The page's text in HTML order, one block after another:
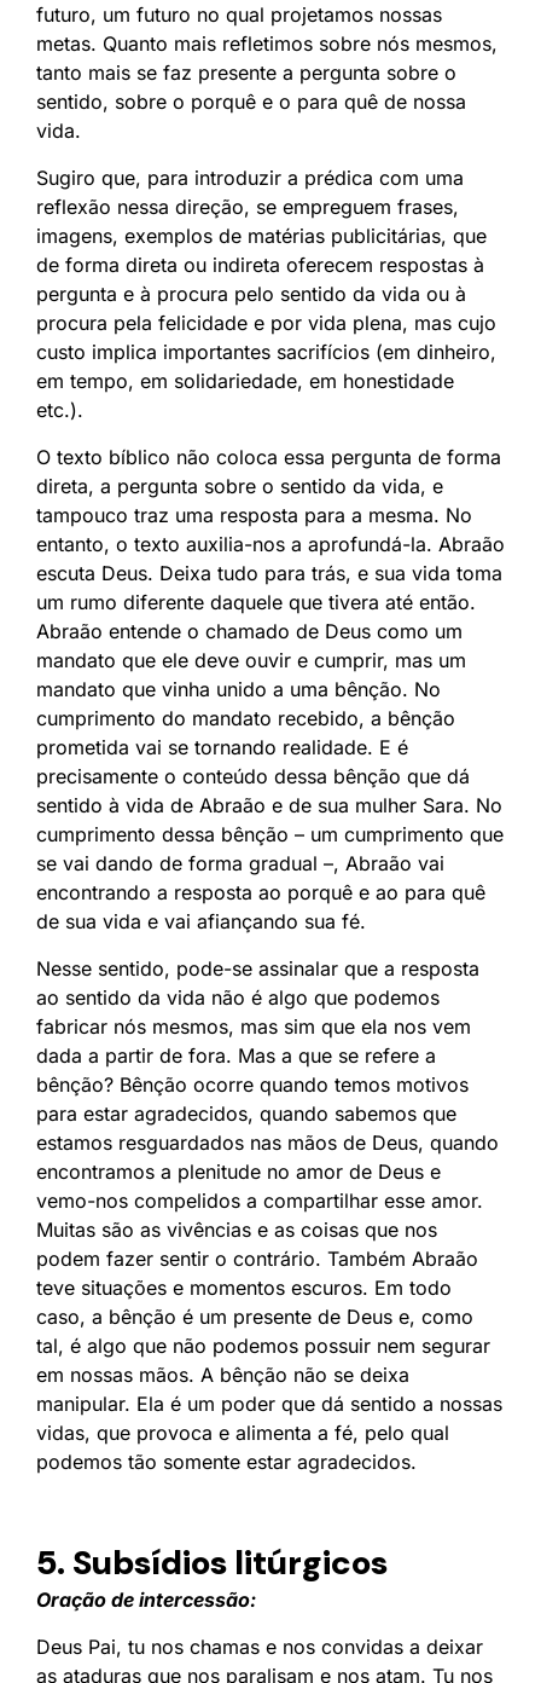
futuro, um futuro no qual projetamos nossas
metas. Quanto mais refletimos sobre nós mesmos,
tanto mais se faz presente a pergunta sobre o
sentido, sobre o porquê e o para quê de nossa
vida.
Sugiro que, para introduzir a prédica com uma
reflexão nessa direção, se empreguem frases,
imagens, exemplos de matérias publicitárias, que
de forma direta ou indireta oferecem respostas à
pergunta e à procura pelo sentido da vida ou à
procura pela felicidade e por vida plena, mas cujo
custo implica importantes sacrifícios (em dinheiro,
em tempo, em solidariedade, em honestidade
etc.).
O texto bíblico não coloca essa pergunta de forma
direta, a pergunta sobre o sentido da vida, e
tampouco traz uma resposta para a mesma. No
entanto, o texto auxilia-nos a aprofundá-la. Abraão
escuta Deus. Deixa tudo para trás, e sua vida toma
um rumo diferente daquele que tivera até então.
Abraão entende o chamado de Deus como um
mandato que ele deve ouvir e cumprir, mas um
mandato que vinha unido a uma bênção. No
cumprimento do mandato recebido, a bênção
prometida vai se tornando realidade. E é
precisamente o conteúdo dessa bênção que dá
sentido à vida de Abraão e de sua mulher Sara. No
cumprimento dessa bênção – um cumprimento que
se vai dando de forma gradual –, Abraão vai
encontrando a resposta ao porquê e ao para quê
de sua vida e vai afiançando sua fé.
Nesse sentido, pode-se assinalar que a resposta
ao sentido da vida não é algo que podemos
fabricar nós mesmos, mas sim que ela nos vem
dada a partir de fora. Mas a que se refere a
bênção? Bênção ocorre quando temos motivos
para estar agradecidos, quando sabemos que
estamos resguardados nas mãos de Deus, quando
encontramos a plenitude no amor de Deus e
vemo-nos compelidos a compartilhar esse amor.
Muitas são as vivências e as coisas que nos
podem fazer sentir o contrário. Também Abraão
teve situações e momentos escuros. Em todo
caso, a bênção é um presente de Deus e, como
tal, é algo que não podemos possuir nem segurar
em nossas mãos. A bênção não se deixa
manipular. Ela é um poder que dá sentido a nossas
vidas, que provoca e alimenta a fé, pelo qual
podemos tão somente estar agradecidos.
5. Subsídios litúrgicos
Oração de intercessão:
Deus Pai, tu nos chamas e nos convidas a deixar
as ataduras que nos paralisam e nos atam. Tu nos